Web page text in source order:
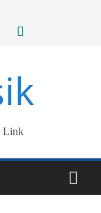
Link